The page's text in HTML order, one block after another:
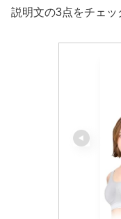
説明文の3点をチェッ